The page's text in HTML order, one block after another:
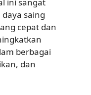
saing
cepat dan
berbagai
dan